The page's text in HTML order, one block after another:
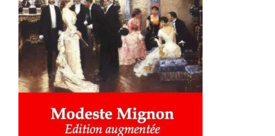
AJOUTER AU PANIER / DÉTAILS